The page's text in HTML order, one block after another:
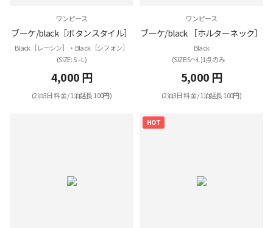
ワンピース
ブーケ/black［ボタンスタイル］
Black［レーシン］・Black［シフォン］
(SIZE: S∼L)
4,000 円
(2泊3日 料金 / 1泊延長 100円)
ワンピース
ブーケ/black ［ホルターネック］
Black
(SIZE:S～L)1点のみ
5,000 円
(2泊3日 料金 / 1泊延長 100円)
HOT